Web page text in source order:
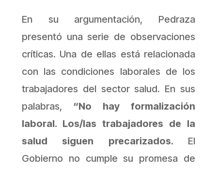
En su argumentación, Pedraza
presentó una serie de observaciones
críticas. Una de ellas está relacionada
con las condiciones laborales de los
trabajadores del sector salud. En sus
palabras, “No hay formalización
laboral. Los/las trabajadores de la
salud siguen precarizados. El
Gobierno no cumple su promesa de